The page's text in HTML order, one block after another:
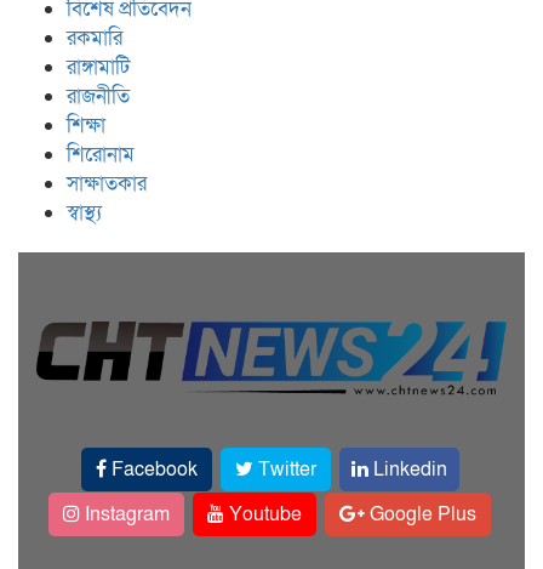
বিশেষ প্রতিবেদন
রকমারি
রাঙ্গামাটি
রাজনীতি
শিক্ষা
শিরোনাম
সাক্ষাতকার
স্বাস্থ্য
Facebook Twitter
Linkedin
Instagram
Youtube Google Plus